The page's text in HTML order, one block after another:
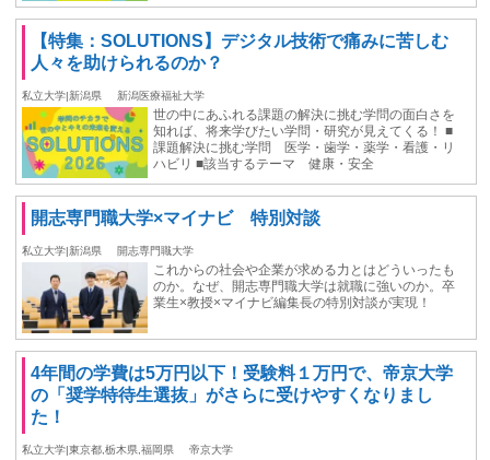
【特集：SOLUTIONS】デジタル技術で痛みに苦しむ
人々を助けられるのか？
私立大学|新潟県 新潟医療福祉大学
世の中にあふれる課題の解決に挑む学問の面白さを
知れば、将来学びたい学問・研究が見えてくる！ ■
課題解決に挑む学問 医学・歯学・薬学・看護・リ
ハビリ ■該当するテーマ 健康・安全
開志専門職大学×マイナビ 特別対談
私立大学|新潟県 開志専門職大学
これからの社会や企業が求める力とはどういったも
のか。なぜ、開志専門職大学は就職に強いのか。卒
業生×教授×マイナビ編集長の特別対談が実現！
4年間の学費は5万円以下！受験料１万円で、帝京大学
の「奨学特待生選抜」がさらに受けやすくなりまし
た！
私立大学|東京都,栃木県,福岡県 帝京大学